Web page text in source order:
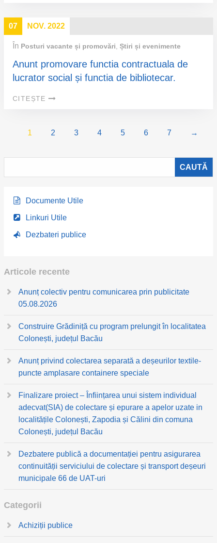
07 NOV. 2022
În Posturi vacante și promovări Știri și evenimente
Anunt promovare functia contractuala de
lucrator social și functia de bibliotecar.
CITEȘTE
1 2 3 4 5 6 7 →
Documente Utile
Linkuri Utile
Dezbateri publice
Articole recente
Anunț colectiv pentru comunicarea prin publicitate
05.08.2026
Construire Grădiniță cu program prelungit în localitatea
Colonești, județul Bacău
Anunț privind colectarea separată a deșeurilor textile-
puncte amplasare containere speciale
Finalizare proiect – Înființarea unui sistem individual
adecvat(SIA) de colectare și epurare a apelor uzate in
localitățile Colonești, Zapodia și Călini din comuna
Colonești, județul Bacău
Dezbatere publică a documentației pentru asigurarea
continuității serviciului de colectare și transport deșeuri
municipale 66 de UAT-uri
Categorii
Achiziții publice